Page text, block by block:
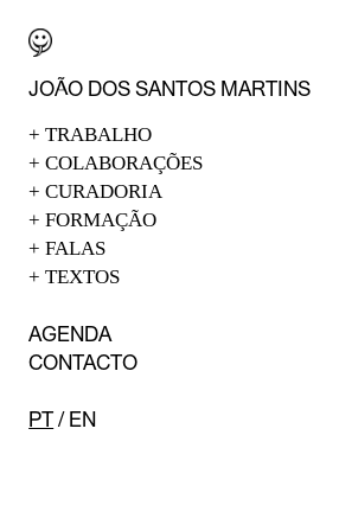
JOÃO DOS SANTOS MARTINS
+ TRABALHO
+ COLABORAÇÕES
+ CURADORIA
+ FORMAÇÃO
+ FALAS
+ TEXTOS
AGEN DA
CONTACTO
PT / EN